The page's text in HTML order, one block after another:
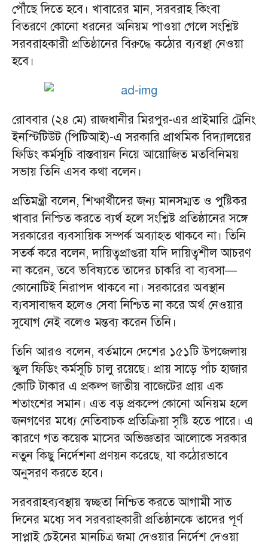
পৌঁছে দিতে হবে। খাবারের মান, সরবরাহ কিংবা
বিতরণে কোনো ধরনের অনিয়ম পাওয়া গেলে সংশ্লিষ্ট
সরবরাহকারী প্রতিষ্ঠানের বিরুদ্ধে কঠোর ব্যবস্থা নেওয়া
হবে।
রোববার (২৪ মে) রাজধানীর মিরপুর-এর প্রাইমারি ট্রেনিং
ইনস্টিটিউট (পিটিআই)-এ সরকারি প্রাথমিক বিদ্যালয়ের
ফিডিং কর্মসূচি বাস্তবায়ন নিয়ে আয়োজিত মতবিনিময়
সভায় তিনি এসব কথা বলেন।
প্রতিমন্ত্রী বলেন, শিক্ষার্থীদের জন্য মানসম্মত ও পুষ্টিকর
খাবার নিশ্চিত করতে ব্যর্থ হলে সংশ্লিষ্ট প্রতিষ্ঠানের সঙ্গে
সরকারের ব্যবসায়িক সম্পর্ক অব্যাহত থাকবে না। তিনি
সতর্ক করে বলেন, দায়িত্বপ্রাপ্তরা যদি দায়িত্বশীল আচরণ
না করেন, তবে ভবিষ্যতে তাদের চাকরি বা ব্যবসা—
কোনোটিই নিরাপদ থাকবে না। সরকারের অবস্থান
ব্যবসাবান্ধব হলেও সেবা নিশ্চিত না করে অর্থ নেওয়ার
সুযোগ নেই বলেও মন্তব্য করেন তিনি।
তিনি আরও বলেন, বর্তমানে দেশের ১৫১টি উপজেলায়
স্কুল ফিডিং কর্মসূচি চালু রয়েছে। প্রায় সাড়ে পাঁচ হাজার
কোটি টাকার এ প্রকল্প জাতীয় বাজেটের প্রায় এক
শতাংশের সমান। এত বড় প্রকল্পে কোনো অনিয়ম হলে
জনগণের মধ্যে নেতিবাচক প্রতিক্রিয়া সৃষ্টি হতে পারে। এ
কারণে গত কয়েক মাসের অভিজ্ঞতার আলোকে সরকার
নতুন কিছু নির্দেশনা প্রণয়ন করেছে, যা কঠোরভাবে
অনুসরণ করতে হবে।
সরবরাহব্যবস্থায় স্বচ্ছতা নিশ্চিত করতে আগামী সাত
দিনের মধ্যে সব সরবরাহকারী প্রতিষ্ঠানকে তাদের পূর্ণ
সাপ্লাই চেইনের মানচিত্র জমা দেওয়ার নির্দেশ দেওয়া